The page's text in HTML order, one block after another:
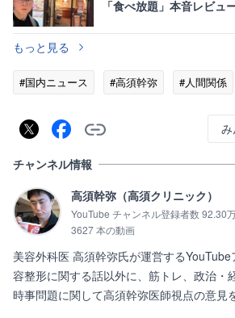
「食べ放題」本音レビュ
もっと見る
#国内ニュース #高須幹弥 #人間関係
み
チャンネル情報
高須幹弥（高須クリニック）
YouTube チャンネル登録者数 92.30
3627 本の動画
美容外科医 高須幹弥氏が運営する
容整形に関する話以外に、筋トレ、政治・
時事問題に関して高須幹弥医師視点の意見